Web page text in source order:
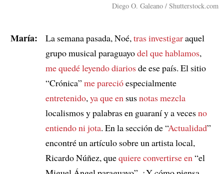
Diego O. Galeano / Shutterstock.com
María: La semana pasada, Noé, tras investigaraquel
grupo musical paraguayodel que hablamos,
me quedé leyendo diariosde ese país. El sitio
“Crónica” me parecióespecialmente
entretenido, ya que en susnotas mezcla
localismos y palabras en guaraní y a vecesno
entiendo ni jota. En la sección de “Actualidad”
encontré un artículo sobre un artista local,
Ricardo Núñez, quequiere convertirse en “el